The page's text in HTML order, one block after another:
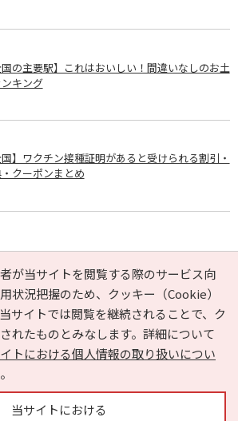
国の主要駅】これはおいしい！間違いなしのお土
キング
国】ワクチン接種証明があると受けられる割引・
クーポンまとめ
PAGE TOP
が当サイトを閲覧する際のサービス向
状況把握のため、クッキー（Cookie）
サイトでは閲覧を継続されることで、ク
れたものとみなします。詳細について
イトにおける個人情報の取り扱いについ
当サイトにおける
タ）とは？ お気に入り
ヘルプ
情報の取り扱いについて
運営会社
広告掲載に関するお問い合わせ